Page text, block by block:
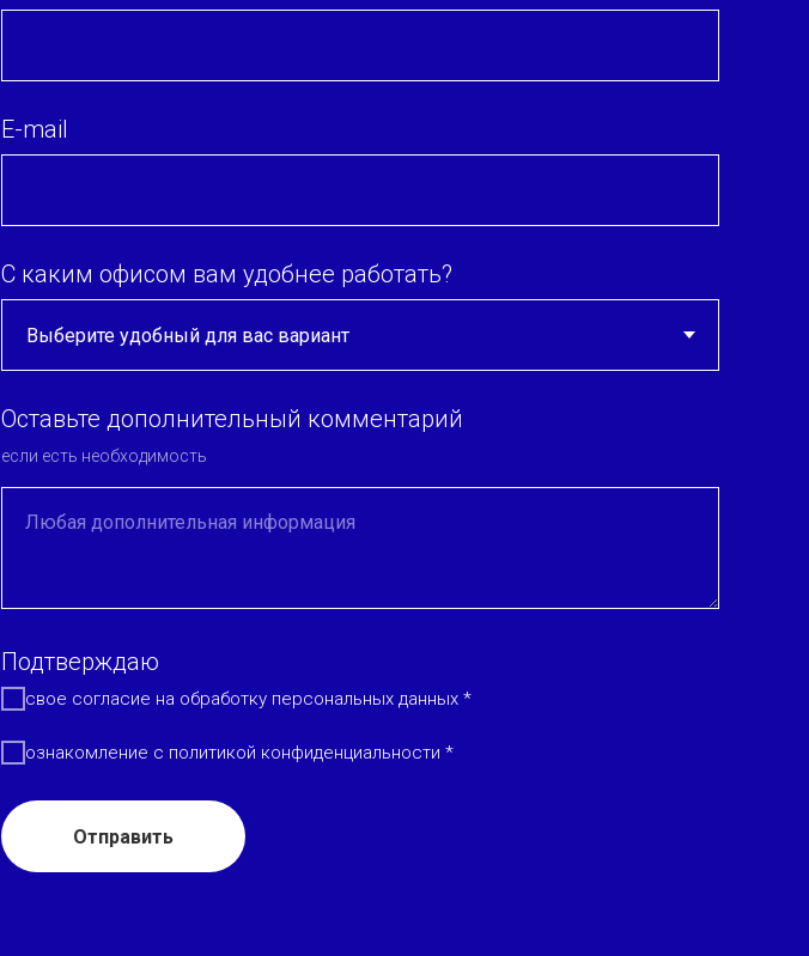
E-mail
С каким офисом вам удобнее работать?
Оставьте дополнительный комментарий
если есть необходимость
Любая дополнительная информация
Подтверждаю
свое согласие на обработку персональных данных *
ознакомление с политикой конфиденциальности *
Отправить